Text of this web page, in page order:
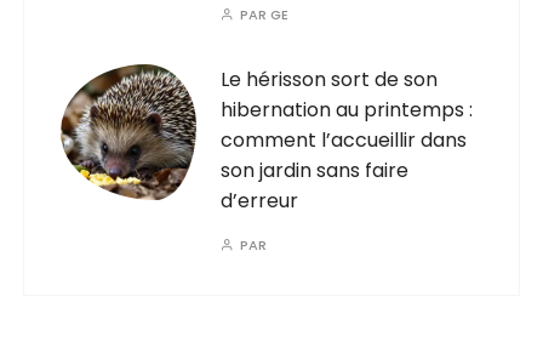
PARGE
Le hérisson sort de son
hibernation au printemps :
comment l’accueillir dans
son jardin sans faire
d’erreur
PAR